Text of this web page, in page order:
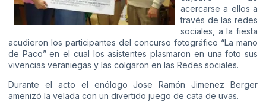
acercarse a ellos a
través de las redes
sociales, a la fiesta
acudieron los participantes del concurso fotográfico “La mano
de Paco” en el cual los asistentes plasmaron en una foto sus
vivencias veraniegas y las colgaron en las Redes sociales.
Durante el acto el enólogo Jose Ramón Jimenez Berger
amenizó la velada con un divertido juego de cata de uvas.